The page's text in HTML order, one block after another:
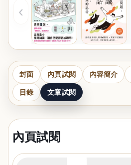
‹
封面 內頁試閱 內容簡介
目錄 文章試閱
內頁試閱